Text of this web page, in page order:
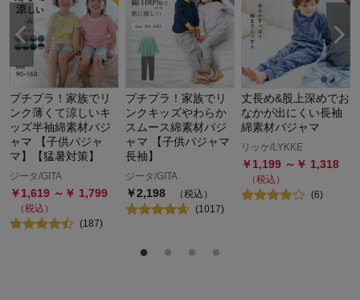
プチプラ！家族でリ
ンク薄くて涼しいキ
ッズ半袖綿素材パジ
ャマ 【子供パジャ
マ】【猛暑対策】
ジータ/GITA
￥1,619 ～￥ 1,799
（税込）
(187)
プチプラ！家族でリ
ンクキッズやわらか
スムース綿素材パジ
ャマ 【子供パジャマ
長袖】
ジータ/GITA
￥2,198
（税込）
(1017)
丈長め&股上深めでお
なかが出にくい長袖
綿素材パジャマ
リッケ/LYKKE
￥1,199 ～￥ 1,318
（税込）
(6)